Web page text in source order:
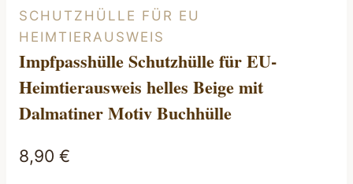
SCHUTZHÜLLE FÜR EU
HEIMTIERAUSWEIS
Impfpasshülle Schutzhülle für EU-
Heimtierausweis helles Beige mit
Dalmatiner Motiv Buchhülle
8,90 €